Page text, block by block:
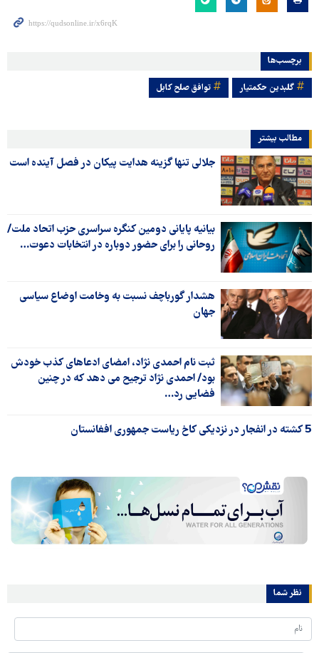
برچسب‌ها
گلبدین حکمتیار توافق صلح کابل
مطالب بیشتر
جلالی تنها گزینه هدایت پیکان در فصل آینده است
بیانیه پایانی دومین کنگره سراسری حزب اتحاد ملت/
روحانی را برای حضور دوباره در انتخابات دعوت…
هشدار گورباچف نسبت به وخامت اوضاع سیاسی
جهان
ثبت نام احمدی نژاد، امضای ادعاهای کذب خودش
بود/ احمدی نژاد ترجیح می دهد که در چنین
فضایی رد…
5 کشته در انفجار در نزدیکی کاخ ریاست جمهوری افغانستان
نظر شما